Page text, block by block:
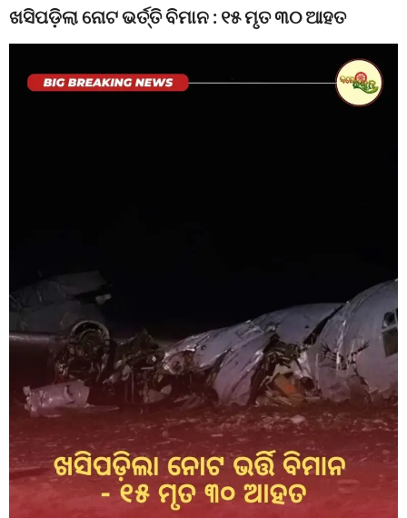
ଖସିପଡ଼ିଲା ନୋଟ ଭର୍ତ୍ତି ବିମାନ : ୧୫ ମୃତ ୩୦ ଆହତ